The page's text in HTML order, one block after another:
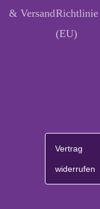
& VersandRichtlinie
(EU)
Vertrag
widerrufen